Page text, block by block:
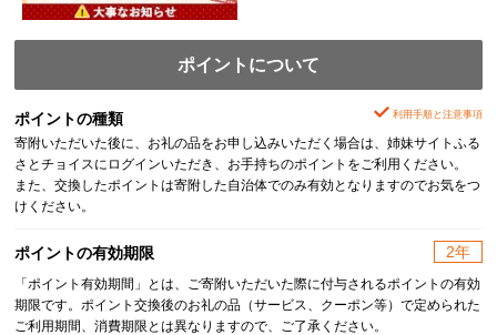
ポイントについて
ポイントの種類 利用手順と注意事項
寄附いただいた後に、お礼の品をお申し込みいただく場合は、姉妹サイトふる
さとチョイスにログインいただき、お手持ちのポイントをご利用ください。
また、交換したポイントは寄附した自治体でのみ有効となりますのでお気をつ
けください。
ポイントの有効期限 2年
「ポイント有効期間」とは、ご寄附いただいた際に付与されるポイントの有効
期限です。ポイント交換後のお礼の品（サービス、クーポン等）で定められた
ご利用期間、消費期限とは異なりますので、ご了承ください。